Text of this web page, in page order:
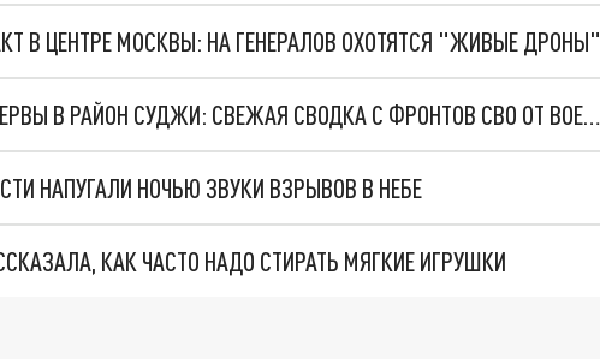
В ЦЕНТРЕ МОСКВЫ: НА ГЕНЕРАЛОВ ОХОТЯТСЯ "ЖИВЫЕ ДРОНЫ"
ВСУ ПЫТАЮТСЯ СТЯНУТЬ РЕЗЕРВЫ В РАЙОН СУДЖИ: СВЕЖАЯ СВОДКА С ФРОНТОВ СВО ОТ ВОЕНКОРОВ
НАПУГАЛИ НОЧЬЮ ЗВУКИ ВЗРЫВОВ В НЕБЕ
КАК ЧАСТО НАДО СТИРАТЬ МЯГКИЕ ИГРУШКИ